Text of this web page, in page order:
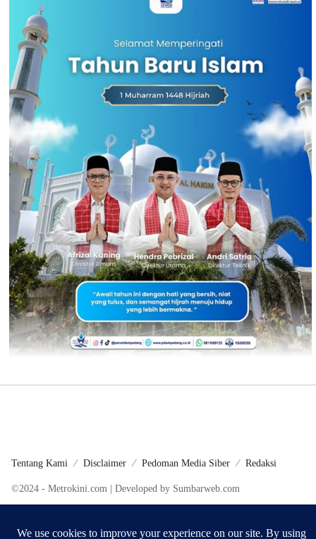
Tentang Kami Disclaimer Pedoman Media Siber Redaksi
©2024 - Metrokini.com | Developed by Sumbarweb.com